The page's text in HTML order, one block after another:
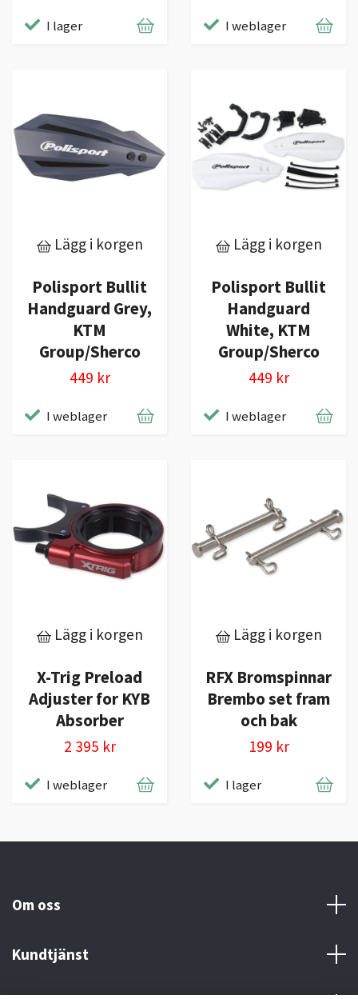
I lager I weblager
Lägg i korgen
Polisport Bullit
Handguard Grey,
KTM
Group/Sherco
449 kr
I weblager
Lägg i korgen
Polisport Bullit
Handguard
White, KTM
Group/Sherco
449 kr
I weblager
Lägg i korgen
X-Trig Preload
Adjuster for KYB
Absorber
2 395 kr
I weblager
Lägg i korgen
RFX Bromspinnar
Brembo set fram
och bak
199 kr
I lager
Om oss
Kundtjänst